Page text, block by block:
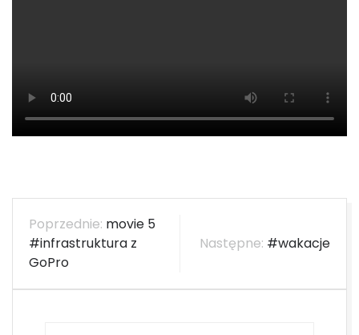
Nawigacja
wpisu
movie 5
#infrastruktura z
GoPro
#wakacje